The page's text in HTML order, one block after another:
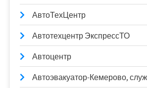
АвтоТехЦентр
Автотехцентр ЭкспрессТО
Автоцентр
Автоэвакуатор-Кемерово,